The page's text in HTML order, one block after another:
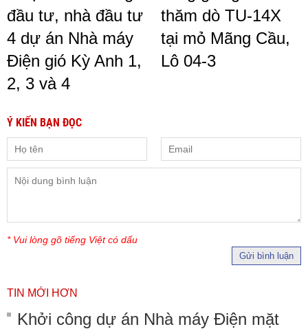
đầu tư, nhà đầu tư
4 dự án Nhà máy
Điện gió Kỳ Anh 1,
2, 3 và 4
thăm dò TU-14X
tại mỏ Mãng Cầu,
Lô 04-3
Ý KIẾN BẠN ĐỌC
* Vui lòng gõ tiếng Việt có dấu
Gửi bình luận
TIN MỚI HƠN
Khởi công dự án Nhà máy Điện mặt